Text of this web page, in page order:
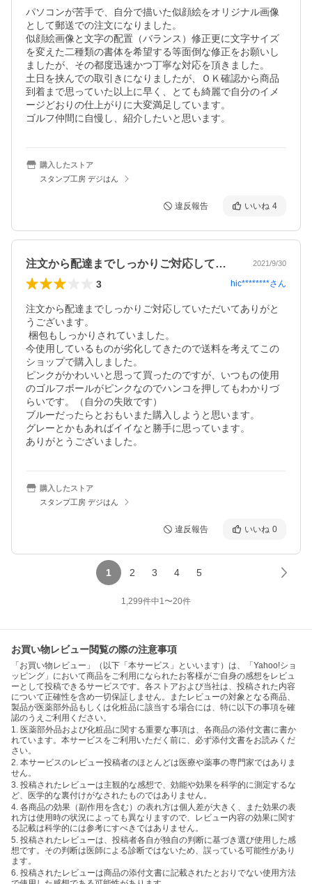
パソコンが苦手で、自分で描いた似顔絵をオリジナル画像
として郵送での注文になりました。
似顔絵画像と文字の配置（バランス）修正更に文字サイズ
を変えた二種類の書体を希望する等面倒な修正をお願いし
ましたが、その都度迅速かつ丁寧な対応を頂きました。
土日を挟んでの取引きになりましたが、ＯＫ確認から商品
到着まで思っていた以上に早く、とても綺麗で自分のイメ
ージどおりの仕上がりに大変満足しています。
ゴルフ仲間に自慢し、紹介したいと思います。
購入したストア
スタンプ工房 デジはん
違反報告 いいね 4
注文から配達までしっかりご対応していた… 2021/9/30
3 hic********さん
注文から配達までしっかりご対応していただいてありがと
うございます。
今使用しているものが劣化してきたので送料を考えてこの
ショップで購入しました。
ピンクがかわいいと思って買ったのですが、いつもの使用
のゴルフボールがピンクなのでハンコを押してもわかりづ
らいです。（自分の失敗です）
ブルーだったらとおもいまた購入しようと思います。
グレーとかもあればイイなと勝手に思っています。
ありがとうございました。
購入したストア
スタンプ工房 デジはん
違反報告 いいね 0
1 2 3 4 5
1,299件中1〜20件
お買い物レビュー閲覧の際の注意事項
「お買い物レビュー」（以下「本サービス」といいます）は、「Yahoo!ショ
ッピング」において商品をご利用になられたお客様がご自身の感想をレビュ
ーとして投稿できるサービスです。各ストアおよび当社は、投稿された内容
について正確性を含め一切保証しません。またレビューの対象となる商品、
製品が医薬部外品もしくは化粧品に該当する場合には、特に以下の事項を確
認のうえご利用ください。
1. 医薬部外品および化粧品に関する重要な事項は、各商品の添付文書に書か
れています。本サービスをご利用いただく前に、必ず添付文書をお読みくだ
さい。
2. 本サービスのレビュー投稿者のほとんどは医療や薬事の専門家ではありま
せん。
3. 投稿されたレビューは主観的な感想で、効能や効果を科学的に測定するな
ど、医学的な裏付けがなされたものではありません。
4. 各商品の効果（副作用を含む）の表れ方は個人差が大きく、また効果の表
れ方は使用時の状況によっても異なりますので、レビュー内容の効果に関す
る記載は科学的には参考にすべきではありません。
5. 投稿されたレビューは、投稿者各自が独自の判断に基づき選び使用した感
想です。その判断は医師による診断ではないため、誤っている可能性があり
ます。
6. 投稿されたレビューは商品の添付文書に記載されたとおりでない使用方法